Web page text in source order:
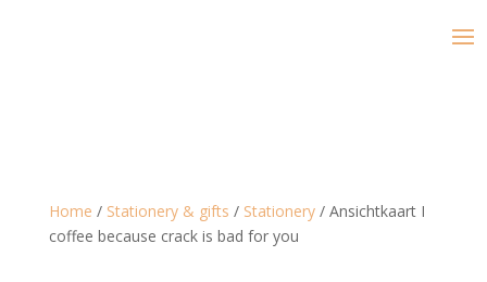
Home / Stationery & gifts / Stationery/ Ansichtkaart I
coffee because crack is bad for you